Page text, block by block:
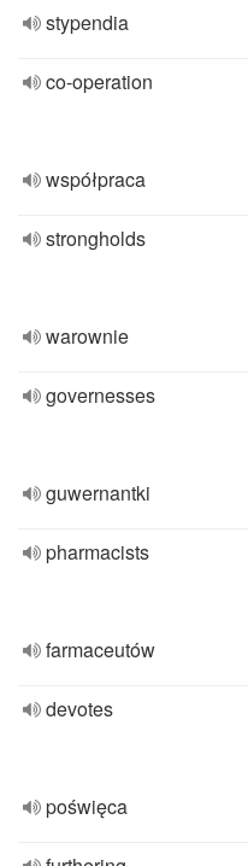
stypendia
co-operation
współpraca
strongholds
warownie
governesses
guwernantki
pharmacists
farmaceutów
devotes
poświęca